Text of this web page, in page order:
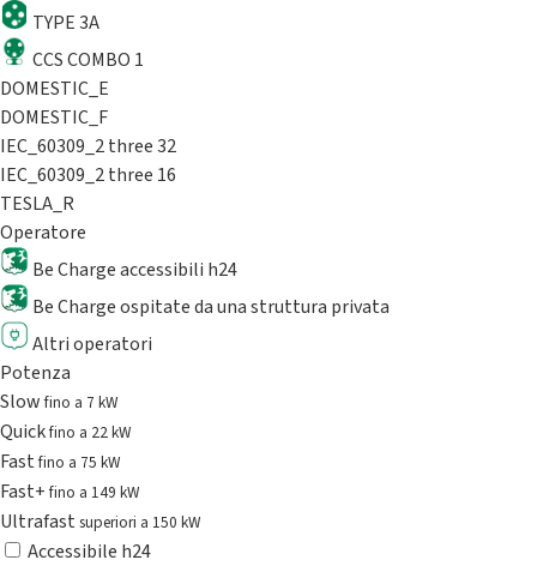
TYPE 3A
CCS COMBO 1
DOMESTIC_E
DOMESTIC_F
IEC_60309_2 three 32
IEC_60309_2 three 16
TESLA_R
Operatore
Be Charge accessibili h24
Be Charge ospitate da una struttura privata
Altri operatori
Potenza
Slowfino a 7 kW
Quickfino a 22 kW
Fastfino a 75 kW
Fast+fino a 149 kW
Ultrafast superiori a 150 kW
Accessibile h24